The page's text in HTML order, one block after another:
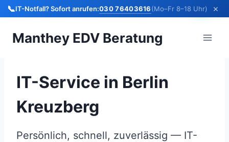
📞IT-Notfall? Sofort anrufen:030 76403616(Mo–Fr 8–18 Uhr) ×
InhaltManthey EDV Beratung
IT-Service in Berlin
Kreuzberg
Persönlich, schnell, zuverlässig — IT-